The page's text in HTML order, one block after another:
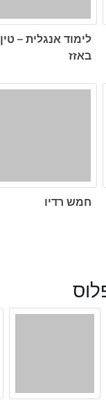
לימוד אנגלית – טין
באזז
חמש רדיו